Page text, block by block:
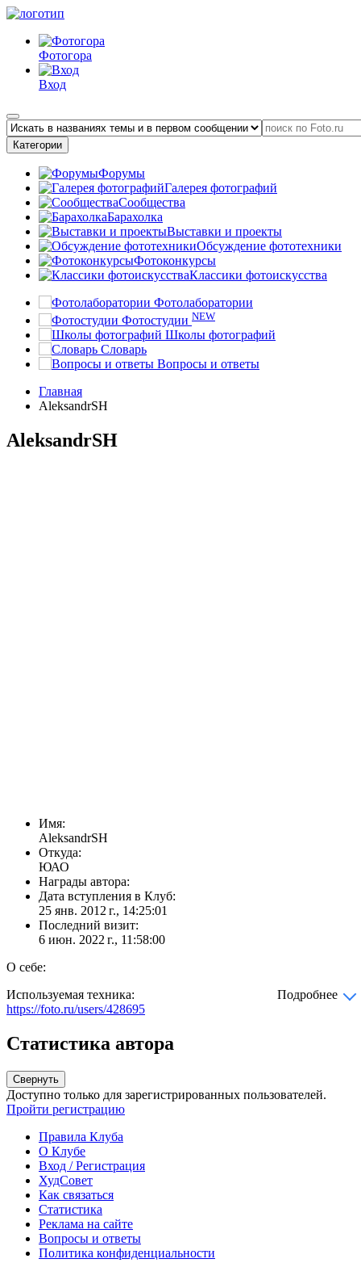
Фотогора
Вход
Категории
Форумы
Галерея фотографий
Сообщества
Барахолка
Выставки и проекты
Обсуждение фототехники
Фотоконкурсы
Классики фотоискусства
Фотолаборатории
Фотостудии NEW
Школы фотографий
Словарь
Вопросы и ответы
Главная
AleksandrSH
AleksandrSH
Имя:
AleksandrSH
Откуда:
ЮАО
Награды автора:
Дата вступления в Клуб:
25 янв. 2012 г., 14:25:01
Последний визит:
6 июн. 2022 г., 11:58:00
О себе:
Используемая техника:
Подробнее
https://foto.ru/users/428695
Статистика автора
Свернуть
Доступно только для зарегистрированных пользователей.
Пройти регистрацию
Правила Клуба
О Клубе
Вход / Регистрация
ХудСовет
Как связаться
Статистика
Реклама на сайте
Вопросы и ответы
Политика конфиденциальности